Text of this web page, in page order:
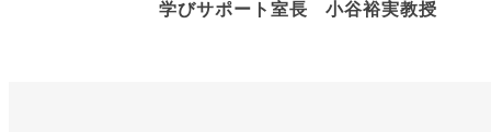
学びサポート室長 小谷裕実教授